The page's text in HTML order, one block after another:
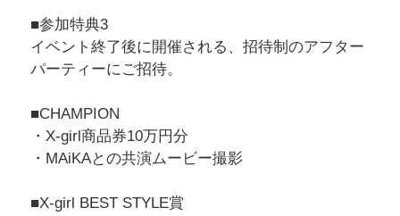
■参加特典3
イベント終了後に開催される、招待制のアフター
パーティーにご招待。
■CHAMPION
・X-girl商品券10万円分
・MAiKAとの共演ムービー撮影
■X-girl BEST STYLE賞